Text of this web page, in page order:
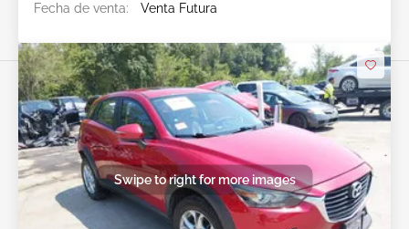
Fecha de venta:
Venta Futura
Swipe to right for more images